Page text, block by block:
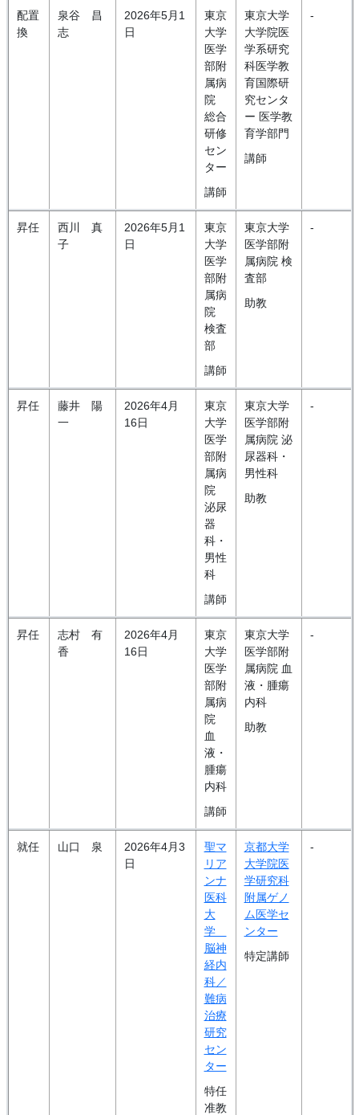
配置
換
泉谷 昌
志
2026年5月1
日
東京
大学
医学
部附
属病
院
総合
研修
セン
ター
講師
東京大学
大学院医
学系研究
科医学教
育国際研
究センタ
ー 医学教
育学部門
講師
-
昇任
西川 真
子
2026年5月1
日
東京
大学
医学
部附
属病
院
検査
部
講師
東京大学
医学部附
属病院 検
査部
助教
-
昇任
藤井 陽
一
2026年4月
16日
東京
大学
医学
部附
属病
院
泌尿
器
科・
男性
科
講師
東京大学
医学部附
属病院 泌
尿器科・
男性科
助教
-
昇任
志村 有
香
2026年4月
16日
東京
大学
医学
部附
属病
院
血
液・
腫瘍
内科
講師
東京大学
医学部附
属病院 血
液・腫瘍
内科
助教
-
就任 山口 泉
2026年4月3
日
聖マ
リア
ンナ
医科
大
学
脳神
経内
科／
難病
治療
研究
セン
ター
特任
准教
京都大学
大学院医
学研究科
附属ゲノ
ム医学セ
ンター
特定講師
-